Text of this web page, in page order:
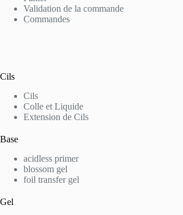
Validation de la commande
Commandes
Cils
Cils
Colle et Liquide
Extension de Cils
Base
acidless primer
blossom gel
foil transfer gel
Gel